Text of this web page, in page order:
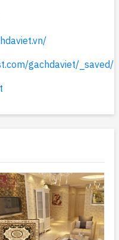
gachdaviet/_saved/